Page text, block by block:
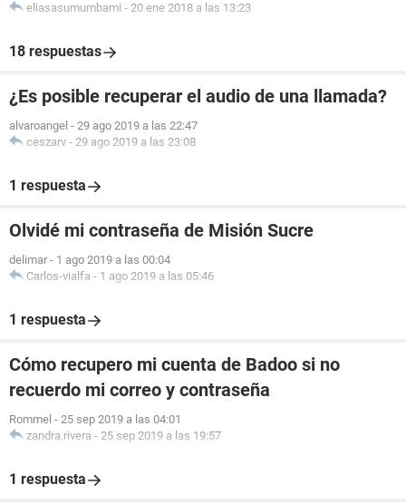
eliasasumumbami - 20 ene 2018 a las 13:23
18 respuestas
¿Es posible recuperar el audio de una llamada?
alvaroangel - 29 ago 2019 a las 22:47
ceszarv - 29 ago 2019 a las 23:08
1 respuesta
Olvidé mi contraseña de Misión Sucre
delimar - 1 ago 2019 a las 00:04
Carlos-vialfa - 1 ago 2019 a las 05:46
1 respuesta
Cómo recupero mi cuenta de Badoo si no
recuerdo mi correo y contraseña
Rommel - 25 sep 2019 a las 04:01
zandra.rivera - 25 sep 2019 a las 19:57
1 respuesta